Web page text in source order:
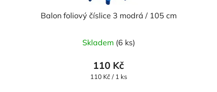
Balon foliový číslice 3 modrá / 105 cm
Skladem (6 ks)
110 Kč
Měrná
110 Kč / 1 ks